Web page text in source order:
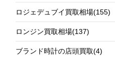
ロジェデュブイ買取相場(155)
ロンジン買取相場(137)
ブランド時計の店頭買取(4)